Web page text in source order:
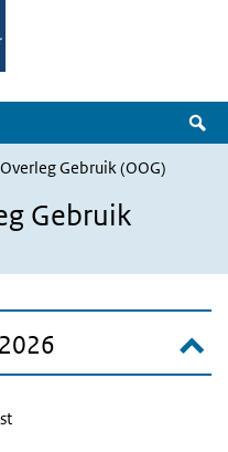
Gebruik (OOG)
Gebruik